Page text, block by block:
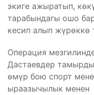
экиге ажыратып,
тарабындагы ошо
кесип алып жүрөккө
Операция
Дастаевдер
өмүр бою спорт
ыраазычылык